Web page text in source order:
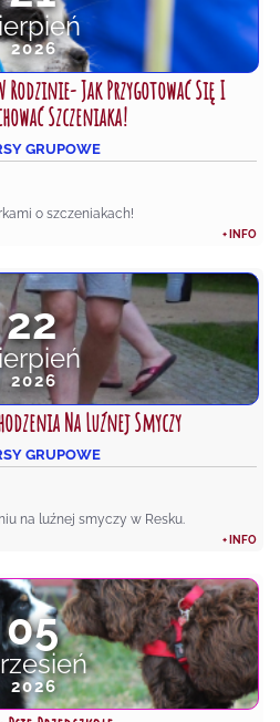
2026
Jak Przygotować Się I
Szczeniaka!
GRUPOWE
o szczeniakach!
+ INFO
22
2026
Na Luźnej Smyczy
GRUPOWE
na luźnej smyczy w Resku.
+ INFO
05
2026